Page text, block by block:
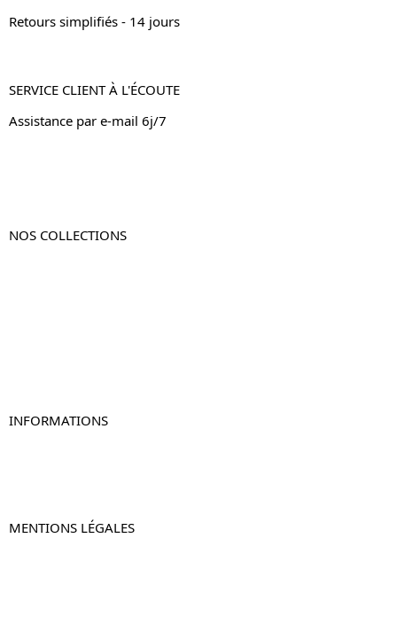
Retours simplifiés - 14 jours
SERVICE CLIENT À L'ÉCOUTE
Assistance par e-mail 6j/7
NOS COLLECTIONS
INFORMATIONS
MENTIONS LÉGALES